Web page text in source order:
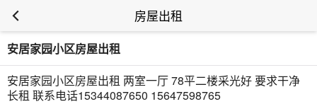
房屋出租
安居家园小区房屋出租
安居家园小区房屋出租 两室一厅 78平二楼采光好 要求干净
长租 联系电话15344087650 15647598765